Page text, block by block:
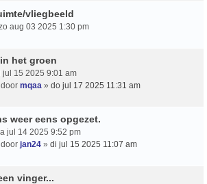
vliegbeeld
aug 03 2025 1:30 pm
het groen
jul 15 2025 9:01 am
mqaa » do jul 17 2025 11:31 am
weer eens opgezet.
jul 14 2025 9:52 pm
jan24 » di jul 15 2025 11:07 am
vinger...